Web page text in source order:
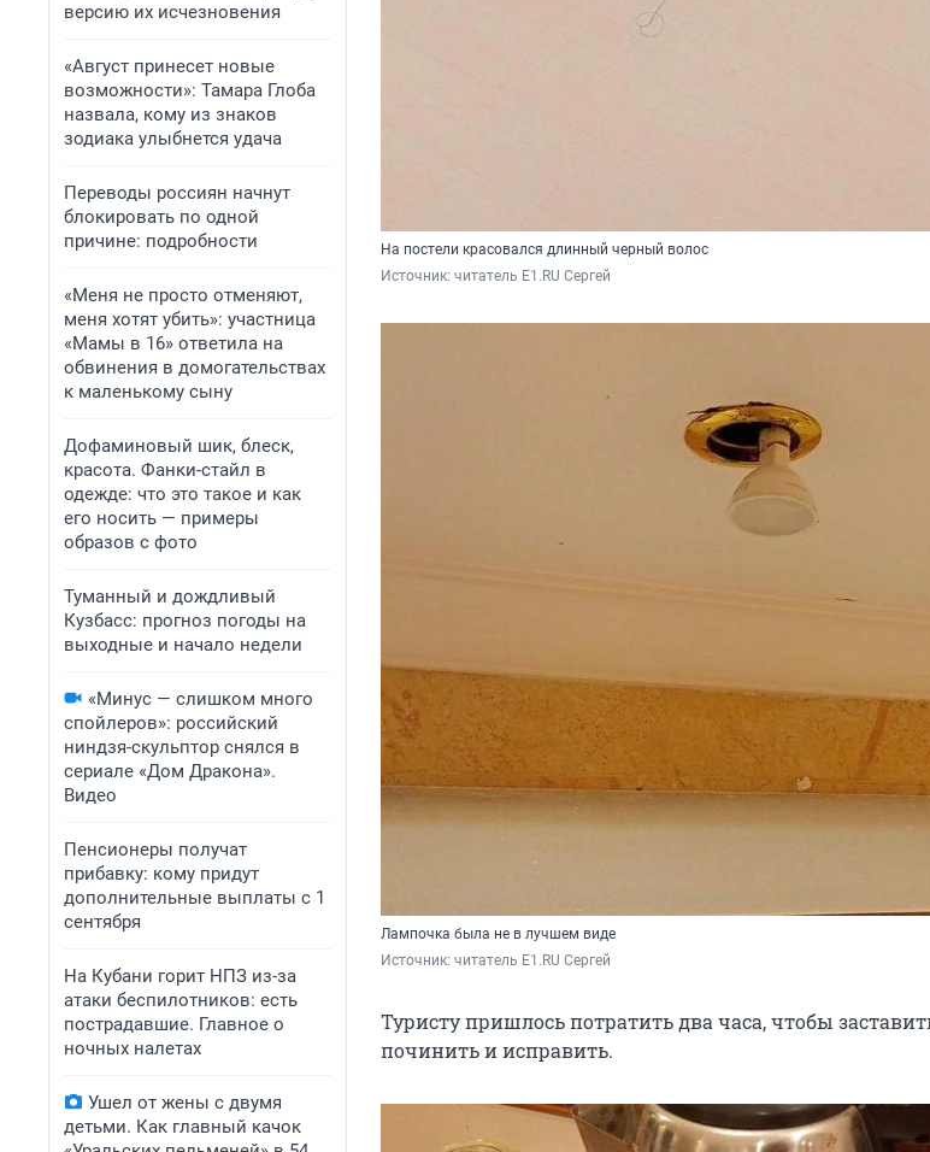
версию их исчезновения
«Август принесет новые
возможности»: Тамара Глоба
назвала, кому из знаков
зодиака улыбнется удача
Переводы россиян начнут
блокировать по одной
причине: подробности
«Меня не просто отменяют,
меня хотят убить»: участница
«Мамы в 16» ответила на
обвинения в домогательствах
к маленькому сыну
Дофаминовый шик, блеск,
красота. Фанки-стайл в
одежде: что это такое и как
его носить — примеры
образов с фото
Туманный и дождливый
Кузбасс: прогноз погоды на
выходные и начало недели
«Минус — слишком много
спойлеров»: российский
ниндзя-скульптор снялся в
сериале «Дом Дракона».
Видео
Пенсионеры получат
прибавку: кому придут
дополнительные выплаты с 1
сентября
На Кубани горит НПЗ из-за
атаки беспилотников: есть
пострадавшие. Главное о
ночных налетах
Ушел от жены с двумя
детьми. Как главный качок
На постели красовался длинный черный волос
Источник: читатель E1.RU Сергей
Лампочка была не в лучшем виде
Источник: читатель E1.RU Сергей
Туристу пришлось потратить два часа, чтобы
починить и исправить.